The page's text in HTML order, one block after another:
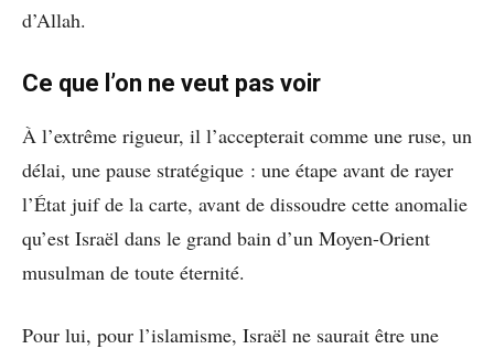
d’Allah.
Ce que l’on ne veut pas voir
À l’extrême rigueur, il l’accepterait comme une ruse, un
délai, une pause stratégique : une étape avant de rayer
l’État juif de la carte, avant de dissoudre cette anomalie
qu’est Israël dans le grand bain d’un Moyen-Orient
musulman de toute éternité.
Pour lui, pour l’islamisme, Israël ne saurait être une